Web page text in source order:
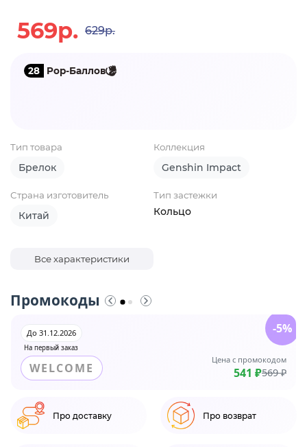
569р. 629р.
28 Pop-Баллов
Тип товара
Брелок
Коллекция
Genshin Impact
Страна изготовитель
Китай
Тип застежки
Кольцо
Все характеристики
Промокоды
На первый заказ
До 31.12.2026
WELCOME
Цена с промокодом
541 ₽569 ₽
-5%
Про доставку Про возврат